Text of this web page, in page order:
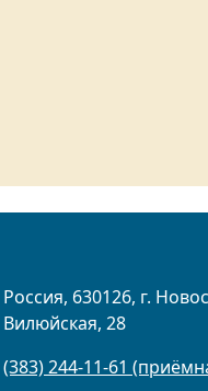
Россия, 630126, г.
Вилюйская, 28
(383) 244-11-61